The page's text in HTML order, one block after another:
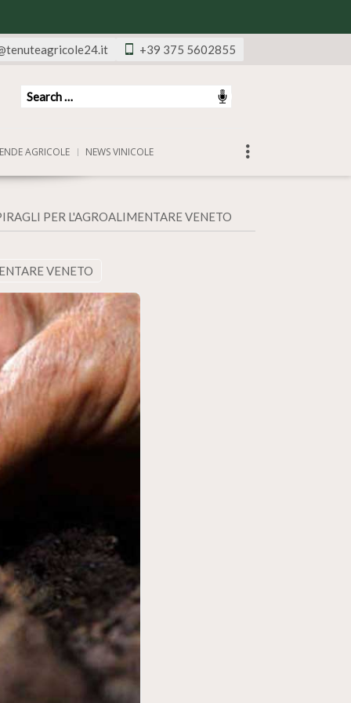
+39 375 5602855
AGRICOLE NEWS VINICOLE
PER L'AGROALIMENTARE VENETO
VENETO